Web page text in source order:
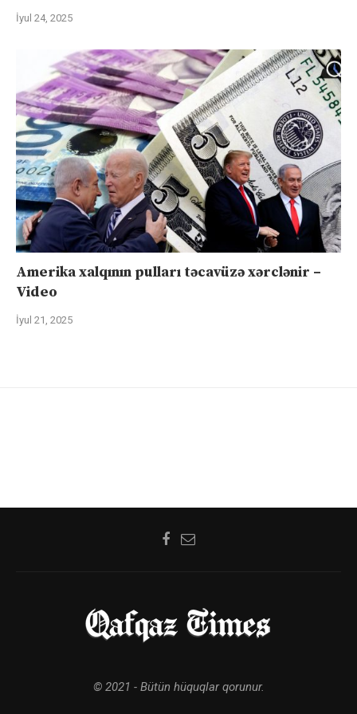
İyul 24, 2025
Amerika xalqının pulları təcavüzə xərclənir –
Video
İyul 21, 2025
© 2021 - Bütün hüquqlar qorunur.